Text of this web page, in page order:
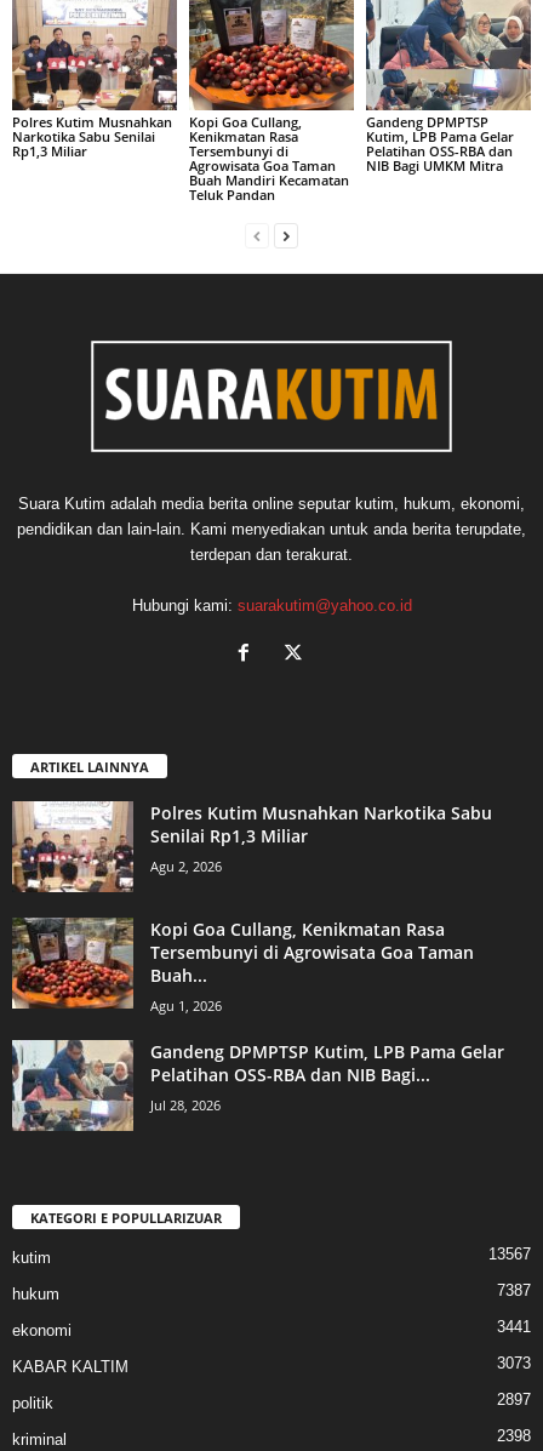
Polres Kutim Musnahkan
Narkotika Sabu Senilai
Rp1,3 Miliar
Kopi Goa Cullang,
Kenikmatan Rasa
Tersembunyi di
Agrowisata Goa Taman
Buah Mandiri Kecamatan
Teluk Pandan
Gandeng DPMPTSP
Kutim, LPB Pama Gelar
Pelatihan OSS-RBA dan
NIB Bagi UMKM Mitra
Suara Kutim adalah media berita online seputar kutim, hukum, ekonomi,
pendidikan dan lain-lain. Kami menyediakan untuk anda berita terupdate,
terdepan dan terakurat.
Hubungi kami: suarakutim@yahoo.co.id
ARTIKEL LAINNYA
Polres Kutim Musnahkan Narkotika Sabu
Senilai Rp1,3 Miliar
Agu 2, 2026
Kopi Goa Cullang, Kenikmatan Rasa
Tersembunyi di Agrowisata Goa Taman
Buah...
Agu 1, 2026
Gandeng DPMPTSP Kutim, LPB Pama Gelar
Pelatihan OSS-RBA dan NIB Bagi...
Jul 28, 2026
KATEGORI E POPULLARIZUAR
kutim 13567
hukum 7387
ekonomi 3441
KABAR KALTIM 3073
politik 2897
kriminal 2398